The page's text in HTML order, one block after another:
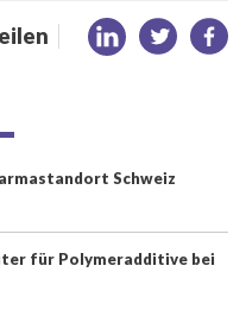
Schweiz
für Polymeradditive bei